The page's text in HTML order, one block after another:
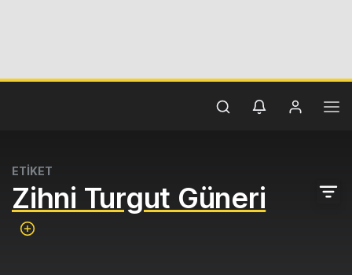
ETİKET
Zihni Turgut Güneri